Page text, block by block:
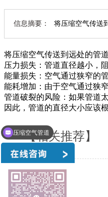
信息摘要： 将压缩空气传送
将压缩空气传送到远处的管
压力损失：管道直径越小，
能量损失：空气通过狭窄的
能耗增加：由于空气通过狭
管道破裂的风险：如果管道
因此，管道的直径大小应该
【相关推荐】
压缩空气管道